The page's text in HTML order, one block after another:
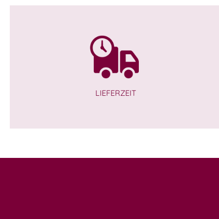
LIEFERZEIT